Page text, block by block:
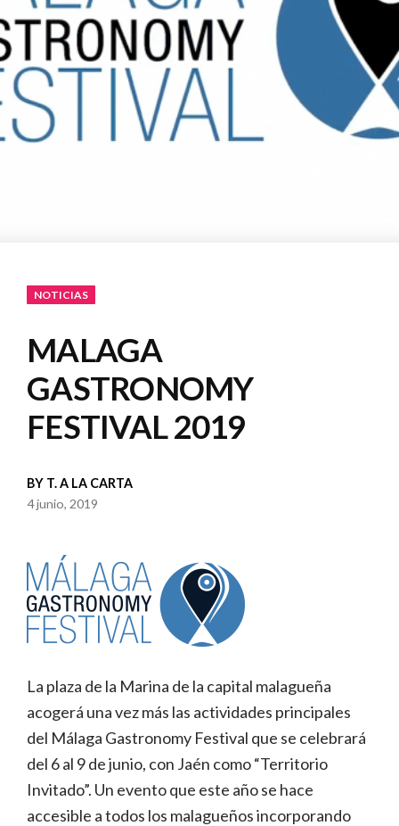
NOTICIAS
MALAGA
GASTRONOMY
FESTIVAL 2019
BY T. A LA CARTA
4 junio, 2019
La plaza de la Marina de la capital malagueña
acogerá una vez más las actividades principales
del Málaga Gastronomy Festival que se celebrará
del 6 al 9 de junio, con Jaén como “Territorio
Invitado”. Un evento que este año se hace
accesible a todos los malagueños incorporando